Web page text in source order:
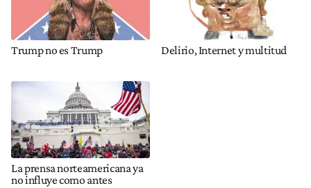
Trump no es Trump Delirio, Internet y multitud
La prensa norteamericana ya
no influye como antes